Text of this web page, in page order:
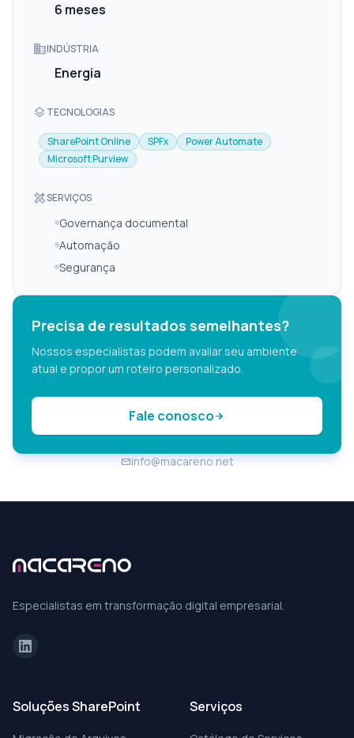
6 meses
domainINDÚSTRIA
Energia
layers TECNOLOGIAS
SharePoint Online SPFx
Power Automate
Microsoft Purview
design_servicesSERVIÇOS
Governança documental
Automação
Segurança
Precisa de resultados semelhantes?
Nossos especialistas podem avaliar seu ambiente
atual e propor um roteiro personalizado.
Fale conoscoarrow_forward
emailinfo@macareno.net
Especialistas em transformação digital empresarial.
Soluções SharePoint Serviços